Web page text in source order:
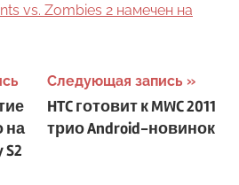
vs. Zombies 2 намечен на
на
Следующая запись
HTC готовит к MWC 2011
трио Android-новинок